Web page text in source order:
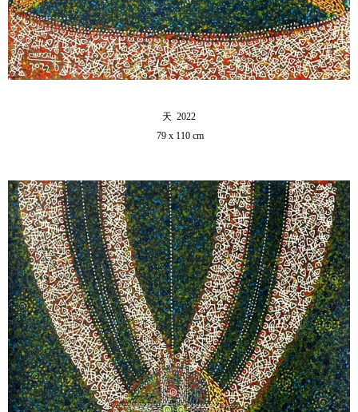
天 2022
79 x 110 cm